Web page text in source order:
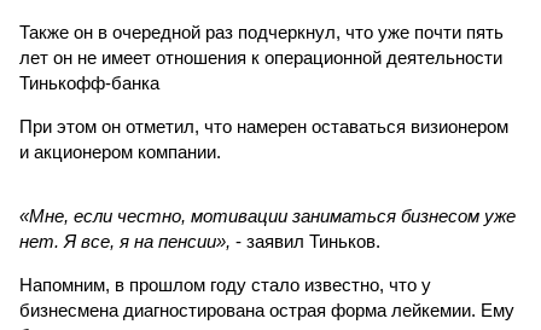
Также он в очередной раз подчеркнул, что уже почти пять
лет он не имеет отношения к операционной деятельности
Тинькофф-банка
При этом он отметил, что намерен оставаться визионером
и акционером компании.
«Мне, если честно, мотивации заниматься бизнесом уже
нет. Я все, я на пенсии», - заявил Тиньков.
Напомним, в прошлом году стало известно, что у
бизнесмена диагностирована острая форма лейкемии. Ему